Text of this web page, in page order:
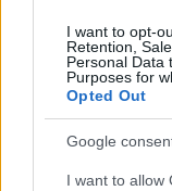
I want to opt-
Retention,
Personal Data
Purposes for
Opted Out
Google
I want to allow